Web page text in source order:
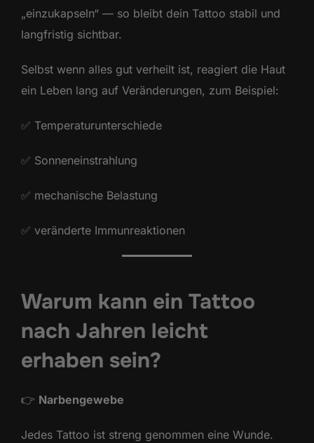
„einzukapseln“ — so bleibt dein Tattoo stabil und
langfristig sichtbar.
Selbst wenn alles gut verheilt ist, reagiert die Haut
ein Leben lang auf Veränderungen, zum Beispiel:
✅ Temperaturunterschiede
✅ Sonneneinstrahlung
✅ mechanische Belastung
✅ veränderte Immunreaktionen
Warum kann ein Tattoo
nach Jahren leicht
erhaben sein?
👉 Narbengewebe
Jedes Tattoo ist streng genommen eine Wunde.